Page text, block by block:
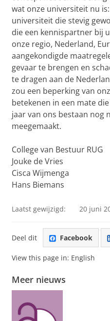
wat onze universiteit nu
universiteit die stevig
die een kennispartner bij
onze regio, Nederland,
aangekondigde
gevaar te brengen en
te dragen aan de
zou een beperking van
betekenen in een mate
jaar van ons bestaan nog
meegemaakt.
College van Bestuur RUG
Jouke de Vries
Cisca Wijmenga
Hans Biemans
Laatst gewijzigd: 20 juni
Deel dit Facebook
View this page in: English
Meer nieuws